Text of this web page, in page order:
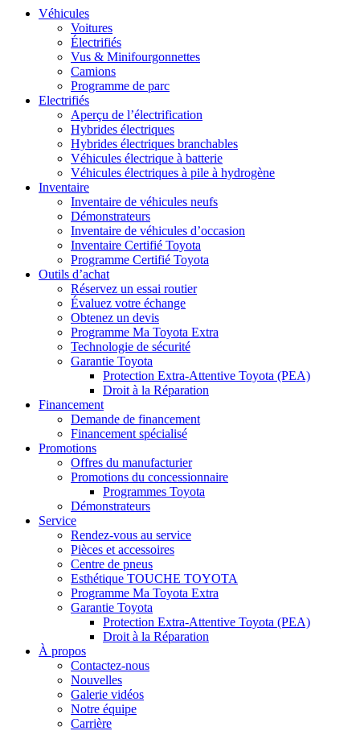
Véhicules
Voitures
Électrifiés
Vus & Minifourgonnettes
Camions
Programme de parc
Electrifiés
Aperçu de l’électrification
Hybrides électriques
Hybrides électriques branchables
Véhicules électrique à batterie
Véhicules électriques à pile à hydrogène
Inventaire
Inventaire de véhicules neufs
Démonstrateurs
Inventaire de véhicules d’occasion
Inventaire Certifié Toyota
Programme Certifié Toyota
Outils d’achat
Réservez un essai routier
Évaluez votre échange
Obtenez un devis
Programme Ma Toyota Extra
Technologie de sécurité
Garantie Toyota
Protection Extra-Attentive Toyota (PEA)
Droit à la Réparation
Financement
Demande de financement
Financement spécialisé
Promotions
Offres du manufacturier
Promotions du concessionnaire
Programmes Toyota
Démonstrateurs
Service
Rendez-vous au service
Pièces et accessoires
Centre de pneus
Esthétique TOUCHE TOYOTA
Programme Ma Toyota Extra
Garantie Toyota
Protection Extra-Attentive Toyota (PEA)
Droit à la Réparation
À propos
Contactez-nous
Nouvelles
Galerie vidéos
Notre équipe
Carrière